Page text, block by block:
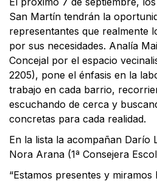
San Martín tendrán la
representantes que realmente
por sus necesidades. Analía
Concejal por el espacio
2205), pone el énfasis en la
trabajo en cada barrio,
escuchando de cerca y
concretas para cada realidad.
En la lista la acompañan Darío
Nora Arana (1ª Consejera
“Estamos presentes y